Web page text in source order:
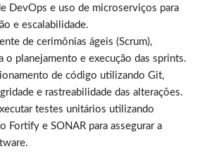
DevOps e uso de microserviços para
e escalabilidade.
de cerimônias ágeis (Scrum),
o planejamento e execução das sprints.
de código utilizando Git,
e rastreabilidade das alterações.
testes unitários utilizando
Fortify e SONAR para assegurar a